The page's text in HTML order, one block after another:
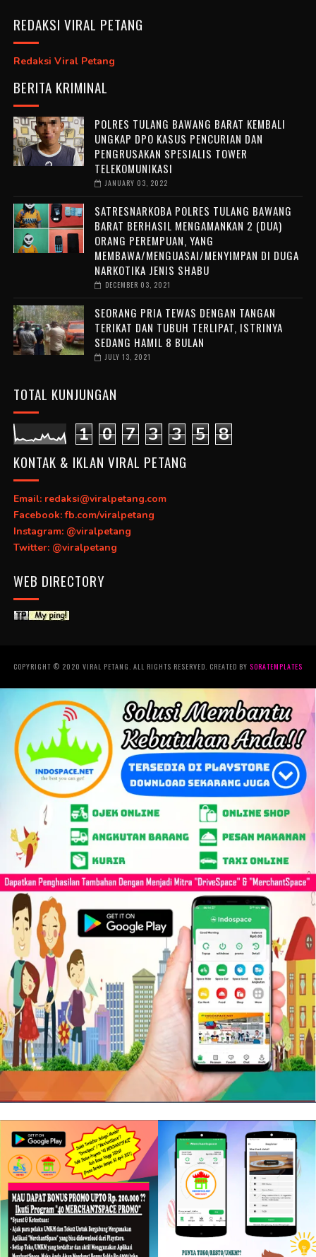
REDAKSI VIRAL PETANG
Redaksi Viral Petang
BERITA KRIMINAL
POLRES TULANG BAWANG BARAT KEMBALI
UNGKAP DPO KASUS PENCURIAN DAN
PENGRUSAKAN SPESIALIS TOWER
TELEKOMUNIKASI
JANUARY 03, 2022
SATRESNARKOBA POLRES TULANG BAWANG
BARAT BERHASIL MENGAMANKAN 2 (DUA)
ORANG PEREMPUAN, YANG
MEMBAWA/MENGUASAI/MENYIMPAN DI DUGA
NARKOTIKA JENIS SHABU
DECEMBER 03, 2021
SEORANG PRIA TEWAS DENGAN TANGAN
TERIKAT DAN TUBUH TERLIPAT, ISTRINYA
SEDANG HAMIL 8 BULAN
JULY 13, 2021
TOTAL KUNJUNGAN
1 0 7 3 3 5 8
KONTAK & IKLAN VIRAL PETANG
Email: redaksi@viralpetang.com
Facebook: fb.com/viralpetang
Instagram: @viralpetang
Twitter: @viralpetang
WEB DIRECTORY
COPYRIGHT © 2020 VIRAL PETANG. ALL RIGHTS RESERVED. CREATED BY SORATEMPLATES